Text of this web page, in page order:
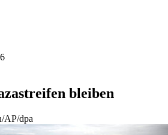
bleiben
AP/dpa